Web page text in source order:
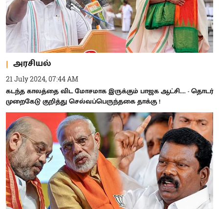
அரசியல்
21 July 2024, 07:44 AM
கடந்த காலத்தை விட மோசமாக இருக்கும் பாஜக ஆட்சி.... - தொடர்
முறைகேடு குறித்து செல்வப்பெருந்தகை தாக்கு !